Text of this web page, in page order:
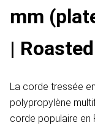
mm
|
La corde tressée
polypropylène
corde populaire en